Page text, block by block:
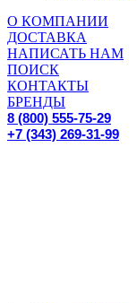
О КОМПАНИИ
ДОСТАВКА
НАПИСАТЬ НАМ
ПОИСК
КОНТАКТЫ
БРЕНДЫ
8 (800) 555-75-29
+7 (343) 269-31-99